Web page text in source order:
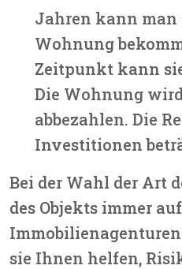
Jahren kann man
Wohnung
Zeitpunkt kann
Die Wohnung
abbezahlen. Die
Investitionen
Bei der Wahl der Art
des Objekts immer
sie Ihnen helfen,